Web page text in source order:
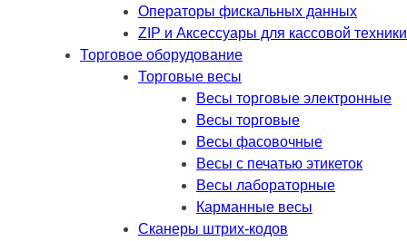
Операторы фискальных данных
ZIP и Аксессуары для кассовой техники
Торговое оборудование
Торговые весы
Весы торговые электронные
Весы торговые
Весы фасовочные
Весы с печатью этикеток
Весы лабораторные
Карманные весы
Сканеры штрих-кодов